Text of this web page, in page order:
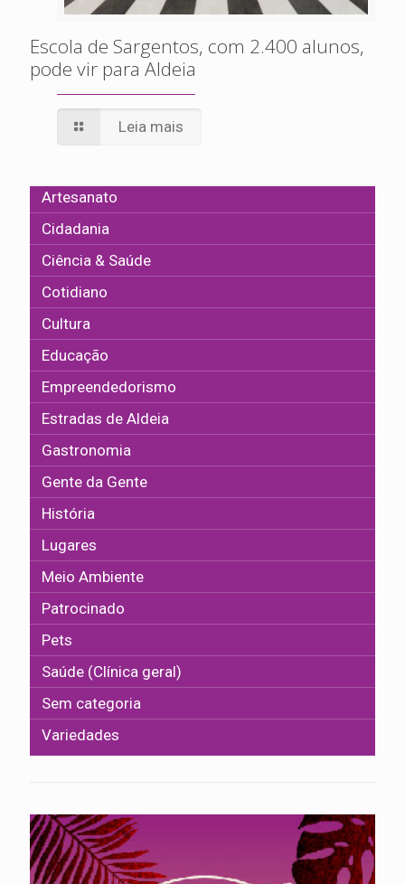
Escola de Sargentos, com 2.400 alunos,
pode vir para Aldeia
Leia mais
Artesanato
Cidadania
Ciência & Saúde
Cotidiano
Cultura
Educação
Empreendedorismo
Estradas de Aldeia
Gastronomia
Gente da Gente
História
Lugares
Meio Ambiente
Patrocinado
Pets
Saúde (Clínica geral)
Sem categoria
Variedades